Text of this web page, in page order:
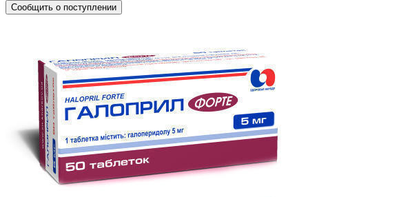
Сообщить о поступлении